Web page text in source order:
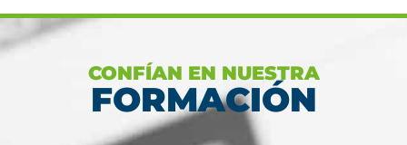
CONFÍAN EN NUESTRA
FORMACIÓN